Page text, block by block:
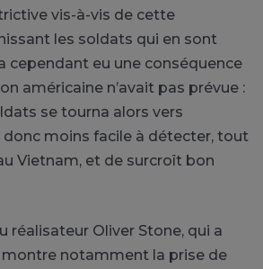
vis-à-vis de cette
les soldats qui en sont
cependant eu une conséquence
américaine n’avait pas prévue :
se tourna alors vers
donc moins facile à détecter, tout
Vietnam, et de surcroît bon
réalisateur Oliver Stone, qui a
montre notamment la prise de